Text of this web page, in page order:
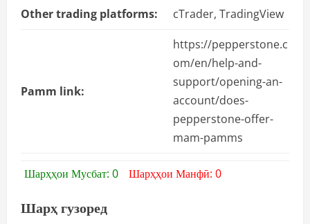
Other trading platforms:
cTrader, TradingView
Pamm link:
https://pepperstone.c
om/en/help-and-
support/opening-an-
account/does-
pepperstone-offer-
mam-pamms
Шарҳҳои Мусбат: 0 Шарҳҳои Манфӣ: 0
Шарҳ гузоред